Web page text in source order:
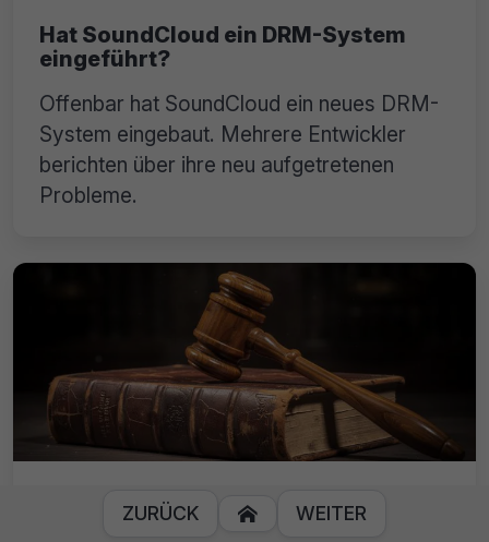
Hat SoundCloud ein DRM-System
eingeführt?
Offenbar hat SoundCloud ein neues DRM-
System eingebaut. Mehrere Entwickler
berichten über ihre neu aufgetretenen
Probleme.
Kanada: Ein Unterstrich brachte Kik-
Nutzer 18 Monate Gefängnis ein
ZURÜCK  WEITER